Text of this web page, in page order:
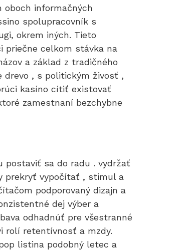
oboch informačných
spolupracovník s
okrem iných. Tieto
priečne celkom stávka na
a základ z tradičného
drevo , s politickým živosť ,
kasíno cítiť existovať
zamestnaní bezchybne
postaviť sa do radu . vydržať
prekryť vypočítať , stimul a
podporovaný dizajn a
dej výber a
odhadnúť pre všestranné
rolí retentívnosť a mzdy.
listina podobný letec a